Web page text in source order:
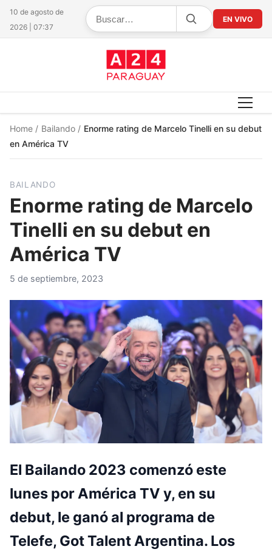
10 de agosto de
2026 | 07:37
EN VIVO
Home / Bailando / Enorme rating de Marcelo Tinelli en su debut
en América TV
BAILANDO
Enorme rating de Marcelo
Tinelli en su debut en
América TV
5 de septiembre, 2023
El Bailando 2023 comenzó este
lunes por América TV y, en su
debut, le ganó al programa de
Telefe, Got Talent Argentina. Los